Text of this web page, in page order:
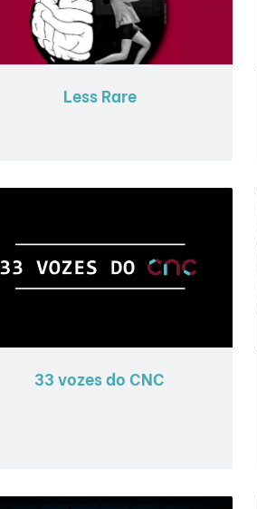
Less Rare
33 vozes do CNC